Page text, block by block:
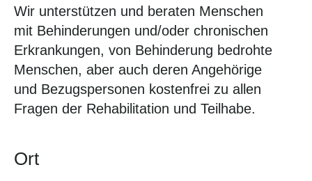
Wir unterstützen und beraten Menschen
mit Behinderungen und/oder chronischen
Erkrankungen, von Behinderung bedrohte
Menschen, aber auch deren Angehörige
und Bezugspersonen kostenfrei zu allen
Fragen der Rehabilitation und Teilhabe.
Ort